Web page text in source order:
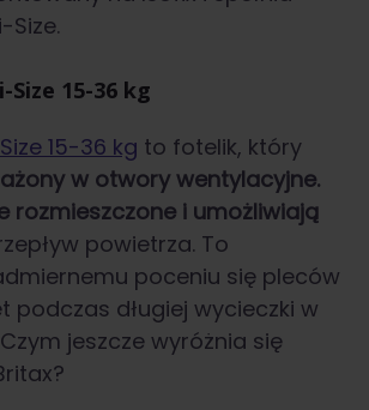
Size.
15-36 kg
15-36 kg to fotelik, który
w otwory wentylacyjne.
rozmieszczone i umożliwiają
powietrza. To
poceniu się pleców
podczas długiej wycieczki w
jeszcze wyróżnia się